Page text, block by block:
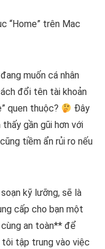
“Home” trên Mac
muốn cá nhân
đổi tên tài khoản
quen thuộc?
Đây
gần gũi hơn với
tiềm ẩn rủi ro nếu
kỹ lưỡng, sẽ là
cấp cho bạn một
an toàn** để
tôi tập trung vào việc